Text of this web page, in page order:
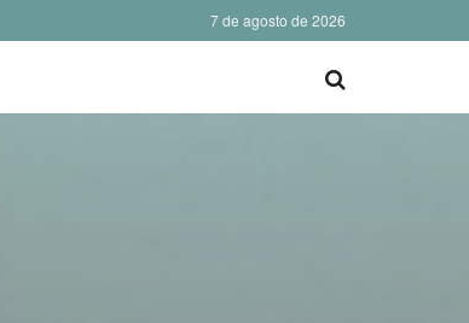
7 de agosto de 2026